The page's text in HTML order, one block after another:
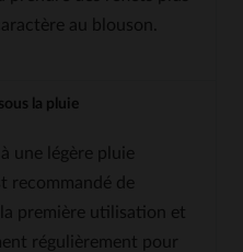
au blouson.
la pluie
une légère pluie
recommandé de
première utilisation et
régulièrement pour